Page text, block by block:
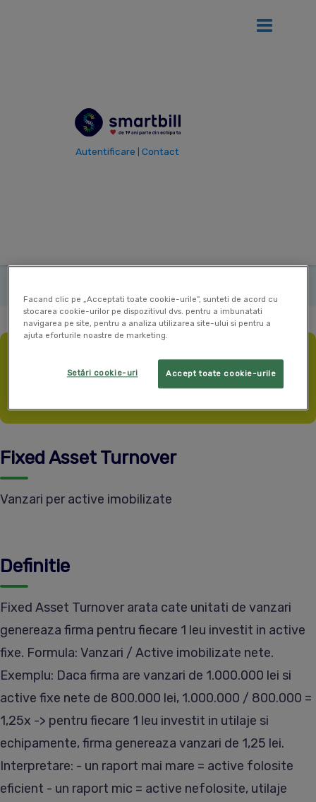
Autentificare |Contact
Vezi toti termenii
Ai firma noua? Primesti SmartBill gratuit timp de
12 luni, daca esti la inceput de drum.
Fixed Asset Turnover
Vanzari per active imobilizate
Definitie
Fixed Asset Turnover arata cate unitati de vanzari
genereaza firma pentru fiecare 1 leu investit in active
fixe. Formula: Vanzari / Active imobilizate nete.
Exemplu: Daca firma are vanzari de 1.000.000 lei si
active fixe nete de 800.000 lei, 1.000.000 / 800.000 =
1,25x -> pentru fiecare 1 leu investit in utilaje si
echipamente, firma genereaza vanzari de 1,25 lei.
Interpretare: - un raport mai mare = active folosite
eficient - un raport mic = active nefolosite, utilaje
Facand clic pe „Acceptati toate cookie-urile”, sunteti de acord cu
stocarea cookie-urilor pe dispozitivul dvs. pentru a imbunatati
navigarea pe site, pentru a analiza utilizarea site-ului si pentru a
ajuta eforturile noastre de marketing.
Accept toate cookie-urile
Setări cookie-uri